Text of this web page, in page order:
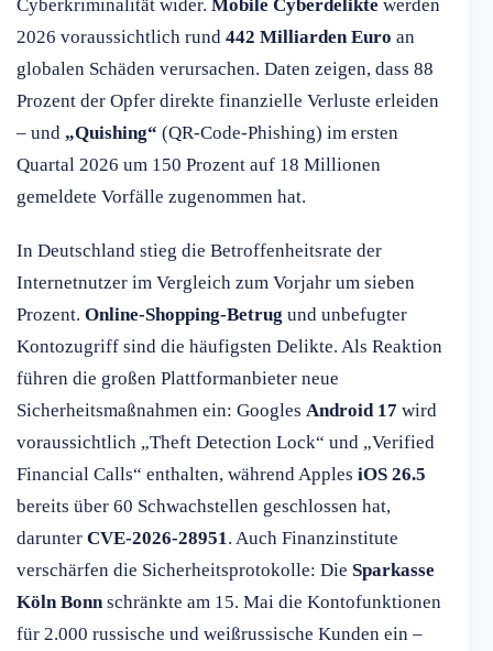
Cyberkriminalität wider. Mobile Cyberdelikte werden
2026 voraussichtlich rund 442 Milliarden Euro an
globalen Schäden verursachen. Daten zeigen, dass 88
Prozent der Opfer direkte finanzielle Verluste erleiden
– und „Quishing“ (QR-Code-Phishing) im ersten
Quartal 2026 um 150 Prozent auf 18 Millionen
gemeldete Vorfälle zugenommen hat.
In Deutschland stieg die Betroffenheitsrate der
Internetnutzer im Vergleich zum Vorjahr um sieben
Prozent. Online-Shopping-Betrug und unbefugter
Kontozugriff sind die häufigsten Delikte. Als Reaktion
führen die großen Plattformanbieter neue
Sicherheitsmaßnahmen ein: Googles Android 17 wird
voraussichtlich „Theft Detection Lock“ und „Verified
Financial Calls“ enthalten, während Apples iOS 26.5
bereits über 60 Schwachstellen geschlossen hat,
darunter CVE-2026-28951. Auch Finanzinstitute
verschärfen die Sicherheitsprotokolle: Die Sparkasse
Köln Bonnschränkte am 15. Mai die Kontofunktionen
für 2.000 russische und weißrussische Kunden ein –